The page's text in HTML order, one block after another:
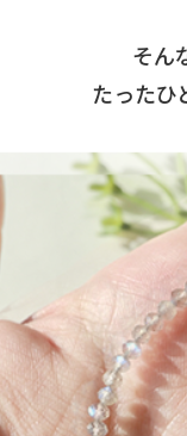
そん
たったひ